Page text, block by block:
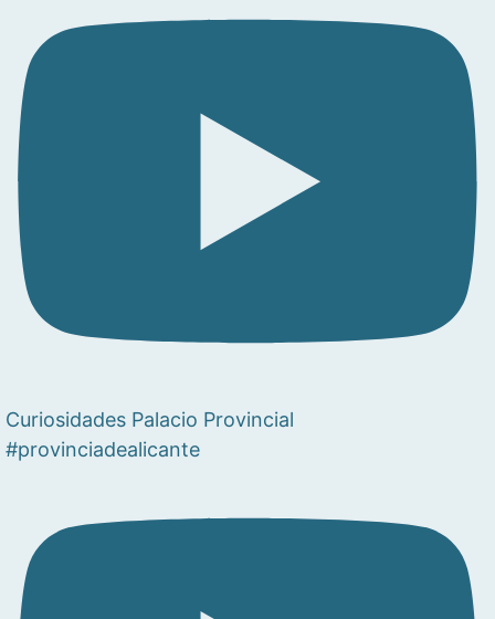
Curiosidades Palacio Provincial
#provinciadealicante